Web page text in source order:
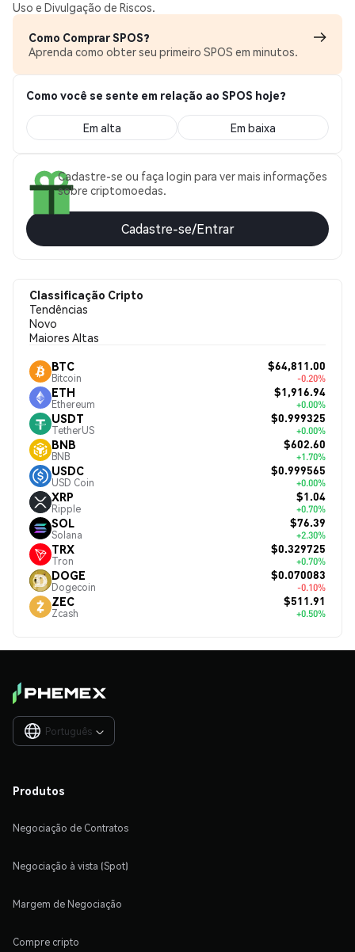
Uso e Divulgação de Riscos.
Como Comprar SPOS?
Aprenda como obter seu primeiro SPOS em minutos.
Como você se sente em relação ao SPOS hoje?
Em alta Em baixa
Cadastre-se ou faça login para ver mais informações
sobre criptomoedas.
Cadastre-se/Entrar
Classificação Cripto
Tendências
Novo
Maiores Altas
BTC
Bitcoin
$64,811.00
-0.20%
ETH
Ethereum
$1,916.94
+0.00%
USDT
TetherUS
$0.999325
+0.00%
BNB
BNB
$602.60
+1.70%
USDC
USD Coin
$0.999565
+0.00%
XRP
Ripple
$1.04
+0.70%
SOL
Solana
$76.39
+2.30%
TRX
Tron
$0.329725
+0.70%
DOGE
Dogecoin
$0.070083
-0.10%
ZEC
Zcash
$511.91
+0.50%
Português 
Produtos
Negociação de Contratos
Negociação à vista (Spot)
Margem de Negociação
Compre cripto